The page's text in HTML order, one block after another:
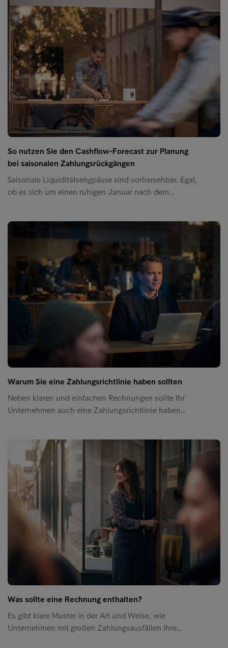
So nutzen Sie den Cashflow-Forecast zur Planung
bei saisonalen Zahlungsrückgängen
Saisonale Liquiditätsengpässe sind vorhersehbar. Egal,
ob es sich um einen ruhigen Januar nach dem…
Warum Sie eine Zahlungsrichtlinie haben sollten
Neben klaren und einfachen Rechnungen sollte Ihr
Unternehmen auch eine Zahlungsrichtlinie haben…
Was sollte eine Rechnung enthalten?
Es gibt klare Muster in der Art und Weise, wie
Unternehmen mit großen Zahlungsausfällen ihre…